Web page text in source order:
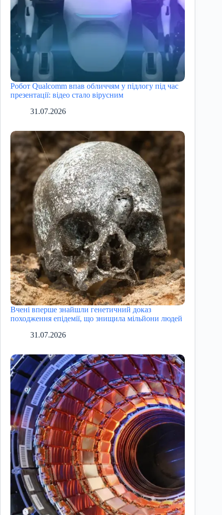
Робот Qualcomm впав обличчям у підлогу під час
презентації: відео стало вірусним
31.07.2026
Вчені вперше знайшли генетичний доказ
походження епідемії, що знищила мільйони людей
31.07.2026